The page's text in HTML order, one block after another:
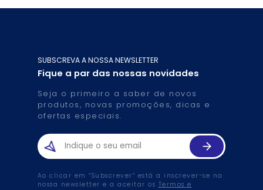
SUBSCREVA A NOSSA NEWSLETTER
Fique a par das nossas novidades
Seja o primeiro a saber de novos
produtos, novas promoções, dicas e
ofertas especiais.
Ao clicar em “Subscrever” está a inscrever-se na
nossa newsletter e a aceitar os Termos e